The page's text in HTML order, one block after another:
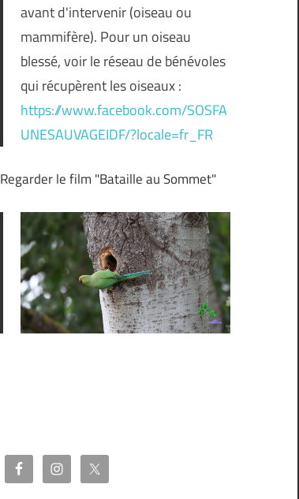
avant d'intervenir (oiseau ou
mammifère). Pour un oiseau
blessé, voir le réseau de bénévoles
qui récupèrent les oiseaux :
https://www.facebook.com/SOSFA
UNESAUVAGEIDF/?locale=fr_FR
Regarder le film "Bataille au Sommet"